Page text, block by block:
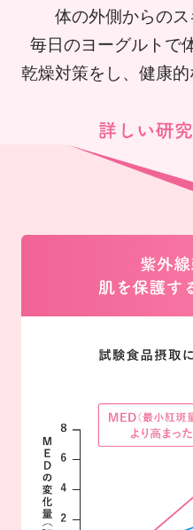
体の外側からのス
毎日のヨーグルトで
乾燥対策をし、健康的